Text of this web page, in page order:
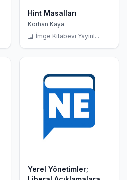
Hint Masalları
Korhan Kaya
İmge Kitabevi Yayınl...
Yerel Yönetimler;